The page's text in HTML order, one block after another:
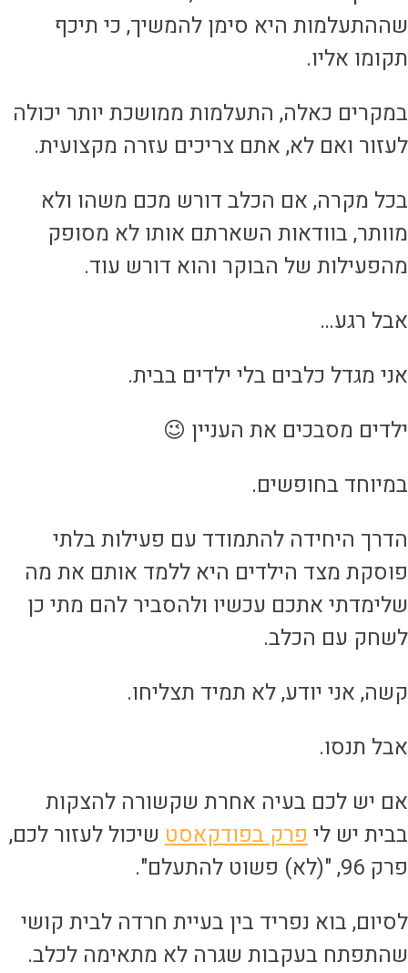
היא סימן להמשיך, כי תיכף
אליו.
כאלה, התעלמות ממושכת יותר יכולה
ואם לא, אתם צריכים עזרה מקצועית.
מקרה, אם הכלב דורש מכם משהו ולא
בוודאות השארתם אותו לא מסופק
של הבוקר והוא דורש עוד.
רגע…
מגדל כלבים בלי ילדים בבית.
מסבכים את העניין 😉
בחופשים.
היחידה להתמודד עם פעילות בלתי
מצד הילדים היא ללמד אותם את מה
אתכם עכשיו ולהסביר להם מתי כן
עם הכלב.
אני יודע, לא תמיד תצליחו.
תנסו.
יש לכם בעיה אחרת שקשורה להצקות
יש ליפרק בפודקאסטשיכול לעזור לכם,
"(לא) פשוט להתעלם".
בוא נפריד בין בעיית חרדה לבית קושי
בעקבות שגרה לא מתאימה לכלב.